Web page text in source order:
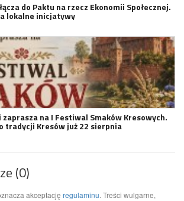
do Paktu na rzecz Ekonomii Społecznej.
lokalne inicjatywy
na I Festiwal Smaków Kresowych.
tradycji Kresów już 22 sierpnia
(0)
akceptację regulaminu. Treści wulgarne,